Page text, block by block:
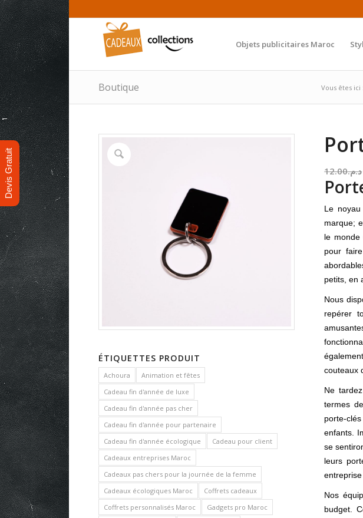
Objets publicitaires Maroc
Boutique Vous êtes ici :
ÉTIQUETTES PRODUIT
Achoura
Animation et fêtes
Cadeau fin d'année de luxe
Cadeau fin d'année pas cher
Cadeau fin d'année pour partenaire
Cadeau fin d'année écologique
Cadeau pour client
Cadeaux entreprises Maroc
Cadeaux pas chers pour la journée de la femme
Cadeaux écologiques Maroc
Coffrets cadeaux
Coffrets personnalisés Maroc
Gadgets pro Maroc
د.م.12.00
Le
marque;
le monde
pour
petits, en
Nous
repérer
couteaux
Ne
termes
porte-
enfants.
se
leurs
Nos
budget.
Devis Gratuit